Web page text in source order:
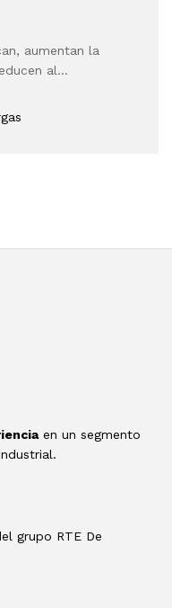
aumentan la
al…
en un segmento
grupo RTE De